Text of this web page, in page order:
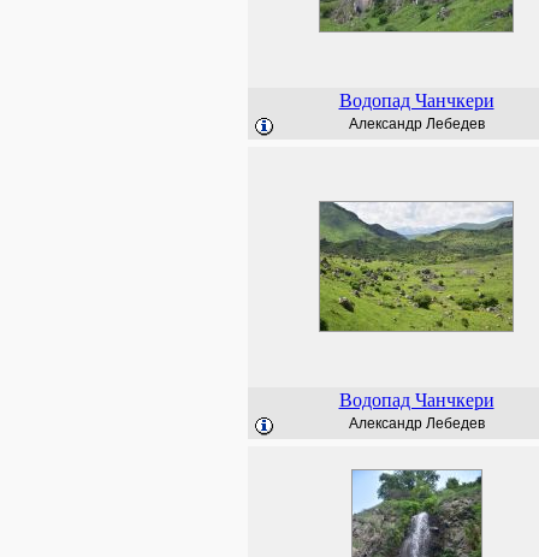
Водопад Чанчкери
Александр Лебедев
Водопад Чанчкери
Александр Лебедев